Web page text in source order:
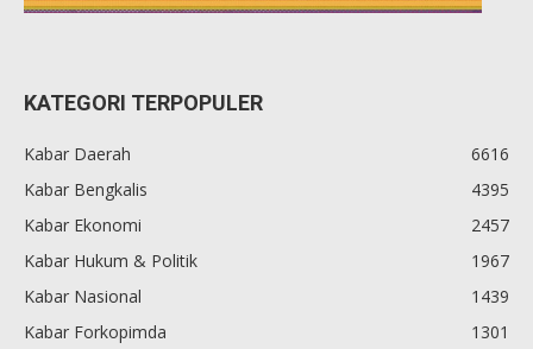
KATEGORI TERPOPULER
Kabar Daerah
6616
Kabar Bengkalis
4395
Kabar Ekonomi
2457
Kabar Hukum & Politik
1967
Kabar Nasional
1439
Kabar Forkopimda
1301